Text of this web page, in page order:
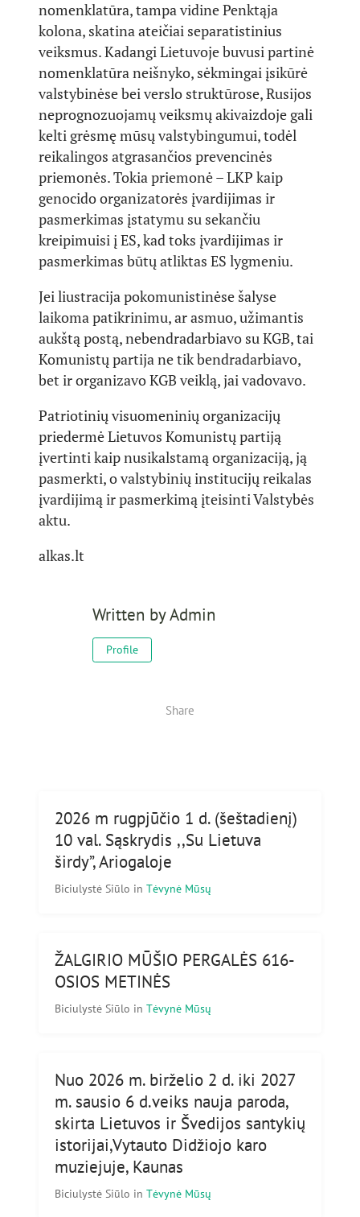
nomenklatūra, tampa vidine Penktąja
kolona, skatina ateičiai separatistinius
veiksmus. Kadangi Lietuvoje buvusi partinė
nomenklatūra neišnyko, sėkmingai įsikūrė
valstybinėse bei verslo struktūrose, Rusijos
neprognozuojamų veiksmų akivaizdoje gali
kelti grėsmę mūsų valstybingumui, todėl
reikalingos atgrasančios prevencinės
priemonės. Tokia priemonė – LKP kaip
genocido organizatorės įvardijimas ir
pasmerkimas įstatymu su sekančiu
kreipimuisi į ES, kad toks įvardijimas ir
pasmerkimas būtų atliktas ES lygmeniu.
Jei liustracija pokomunistinėse šalyse
laikoma patikrinimu, ar asmuo, užimantis
aukštą postą, nebendradarbiavo su KGB, tai
Komunistų partija ne tik bendradarbiavo,
bet ir organizavo KGB veiklą, jai vadovavo.
Patriotinių visuomeninių organizacijų
priedermė Lietuvos Komunistų partiją
įvertinti kaip nusikalstamą organizaciją, ją
pasmerkti, o valstybinių institucijų reikalas
įvardijimą ir pasmerkimą įteisinti Valstybės
aktu.
alkas.lt
Written byAdmin
Profile
Share
2026 m rugpjūčio 1 d. (šeštadienį)
10 val. Sąskrydis ,,Su Lietuva
širdy”, Ariogaloje
Biciulystė Siūlo in Tėvynė Mūsų
ŽALGIRIO MŪŠIO PERGALĖS 616-
OSIOS METINĖS
Biciulystė Siūlo in Tėvynė Mūsų
Nuo 2026 m. birželio 2 d. iki 2027
m. sausio 6 d.veiks nauja paroda,
skirta Lietuvos ir Švedijos santykių
istorijai,Vytauto Didžiojo karo
muziejuje, Kaunas
Biciulystė Siūlo in Tėvynė Mūsų